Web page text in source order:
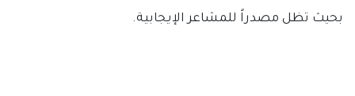
بحيث تظل مصدراً للمشاعر الإيجابية.